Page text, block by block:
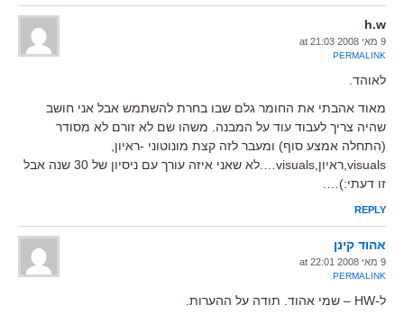
h.w
9 מאי 2008 at 21:03
PERMALINK
לאוהד.
מאוד אהבתי את החומר גלם שבו בחרת להשתמש אבל אני חושב
שהיה צריך לעבוד עוד על המבנה. משהו שם לא זורם לא מסודר
(התחלה אמצע סוף) ומעבר לזה קצת מונוטוני -ראיון,
visuals,ראיון,visuals….לא שאני איזה עורך עם ניסיון של 30 שנה אבל
זו דעתי:)….
REPLY
אהוד קינן
9 מאי 2008 at 22:01
PERMALINK
ל-HW – שמי אהוד. תודה על ההערות.